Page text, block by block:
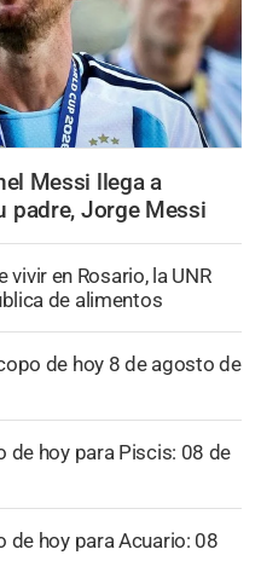
Messi llega a
padre, Jorge Messi
vivir en Rosario, la UNR
de alimentos
de hoy 8 de agosto de
de hoy para Piscis: 08 de
de hoy para Acuario: 08